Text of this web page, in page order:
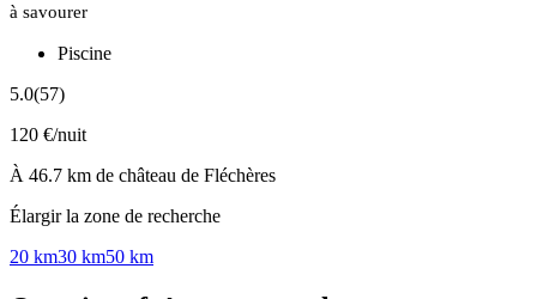
à savourer
Piscine
5.0(57)
120 €/nuit
À 46.7 km de château de Fléchères
Élargir la zone de recherche
20 km30 km50 km